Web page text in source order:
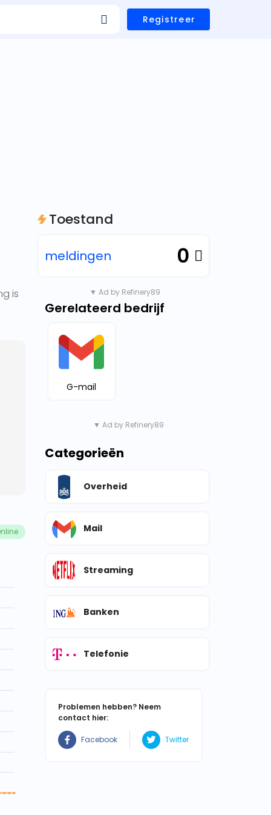
Registreer
is
Toestand
meldingen 0
▼ Ad by Refinery89
Gerelateerd bedrijf
G-mail
▼ Ad by Refinery89
Categorieën
Overheid
Mail
Streaming
Banken
Telefonie
Problemen hebben? Neem
contact hier:
Facebook Twitter